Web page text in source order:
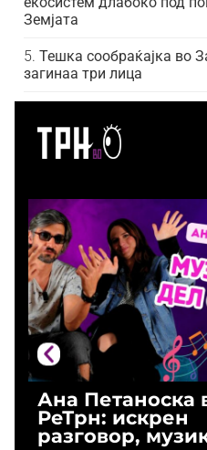
Земјата
Тешка сообраќајка во
загинаа три лица
Ана Петаноска
РеТрн: искрен
разговор,